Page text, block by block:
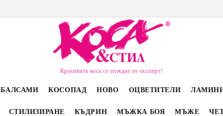
Красивата коса се нуждае от експерт!
КОСОПАД НОВО ОЦВЕТИТЕЛИ
СТИЛИЗИРАНЕ КЪДРИН МЪЖКА БОЯ МЪЖЕ